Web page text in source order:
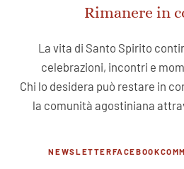
Rimanere in
La vita di Santo Spirito
celebrazioni, incontri e
Chi lo desidera può restare in
la comunità agostiniana
NEWSLETTERFACEBOOK